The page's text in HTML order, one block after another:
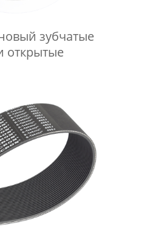
зубчатые
открытые